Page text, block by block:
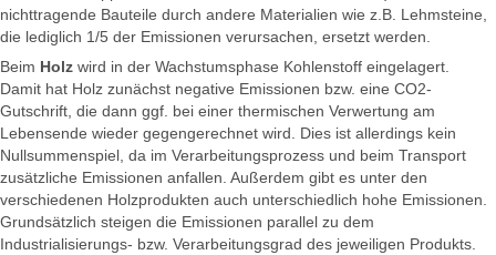
nichttragende Bauteile durch andere Materialien wie z.B. Lehmsteine,
die lediglich 1/5 der Emissionen verursachen, ersetzt werden.
Beim Holz wird in der Wachstumsphase Kohlenstoff eingelagert.
Damit hat Holz zunächst negative Emissionen bzw. eine CO2-
Gutschrift, die dann ggf. bei einer thermischen Verwertung am
Lebensende wieder gegengerechnet wird. Dies ist allerdings kein
Nullsummenspiel, da im Verarbeitungsprozess und beim Transport
zusätzliche Emissionen anfallen. Außerdem gibt es unter den
verschiedenen Holzprodukten auch unterschiedlich hohe Emissionen.
Grundsätzlich steigen die Emissionen parallel zu dem
Industrialisierungs- bzw. Verarbeitungsgrad des jeweiligen Produkts.